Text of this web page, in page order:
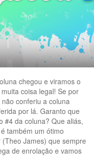
chegou e viramos o
coisa legal! Se por
conferiu a coluna
por lá. Garanto que
#4 da coluna? Que aliás,
também um ótimo
James) que sempre
de enrolação e vamos